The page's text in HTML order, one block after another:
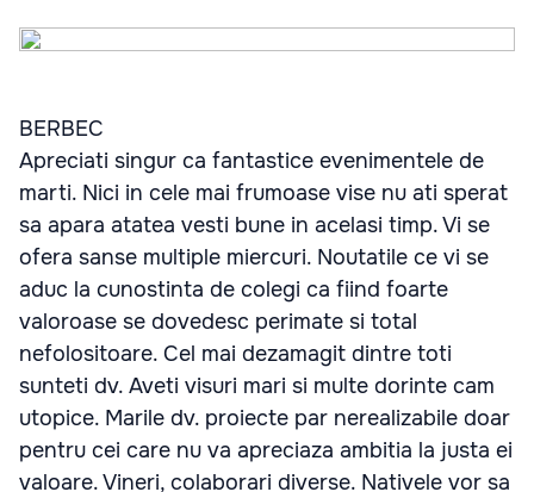
BERBEC
Apreciati singur ca fantastice evenimentele de
marti. Nici in cele mai frumoase vise nu ati sperat
sa apara atatea vesti bune in acelasi timp. Vi se
ofera sanse multiple miercuri. Noutatile ce vi se
aduc la cunostinta de colegi ca fiind foarte
valoroase se dovedesc perimate si total
nefolositoare. Cel mai dezamagit dintre toti
sunteti dv. Aveti visuri mari si multe dorinte cam
utopice. Marile dv. proiecte par nerealizabile doar
pentru cei care nu va apreciaza ambitia la justa ei
valoare. Vineri, colaborari diverse. Nativele vor sa